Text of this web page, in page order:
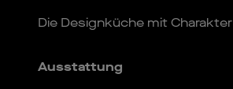
Die Designküche mit Charakter
Ausstattung